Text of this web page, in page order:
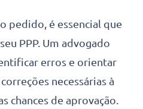
pedido, é essencial que
PPP. Um advogado
erros e orientar
necessárias à
chances de aprovação.